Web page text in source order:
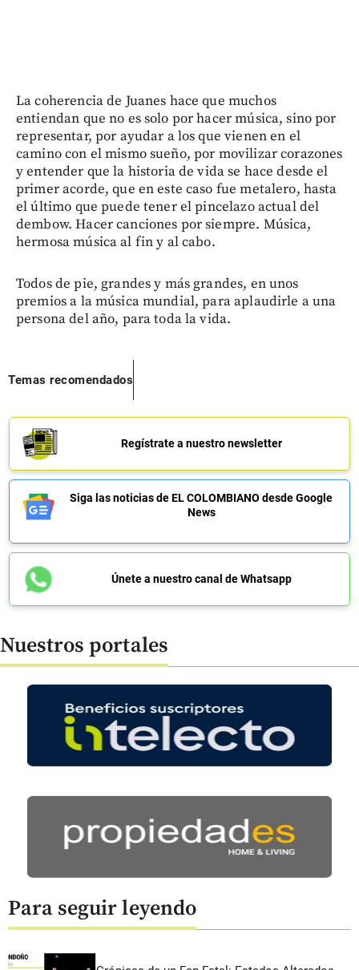
La coherencia de Juanes hace que muchos
entiendan que no es solo por hacer música, sino por
representar, por ayudar a los que vienen en el
camino con el mismo sueño, por movilizar corazones
y entender que la historia de vida se hace desde el
primer acorde, que en este caso fue metalero, hasta
el último que puede tener el pincelazo actual del
dembow. Hacer canciones por siempre. Música,
hermosa música al fin y al cabo.
Todos de pie, grandes y más grandes, en unos
premios a la música mundial, para aplaudirle a una
persona del año, para toda la vida.
Temas recomendados
Regístrate a nuestro newsletter
Siga las noticias de EL COLOMBIANO desde Google
News
Únete a nuestro canal de Whatsapp
Nuestros portales
Para seguir leyendo